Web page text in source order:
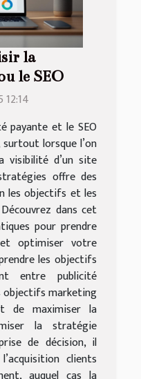
la
le SEO
payante et le SEO
lorsque l’on
visibilité d’un site
offre des
les objectifs et les
dans cet
pour prendre
optimiser votre
les objectifs
entre publicité
objectifs marketing
de maximiser la
la stratégie
de décision, il
clients